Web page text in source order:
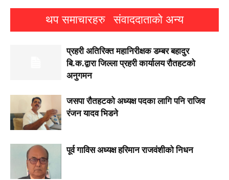
थप समाचारहरु संवाददाताको अन्य
प्रहरी अतिरिक्त महानिरीक्षक डम्बर बहादुर
बि.क.द्वारा जिल्ला प्रहरी कार्यालय रौतहटको
अनुगमन
जसपा राैतहटको अध्यक्ष पदका लागि पनि राजिव
रंजन यादव भिडने
पूर्व गाविस अध्यक्ष हरिमान राजवंशीको निधन